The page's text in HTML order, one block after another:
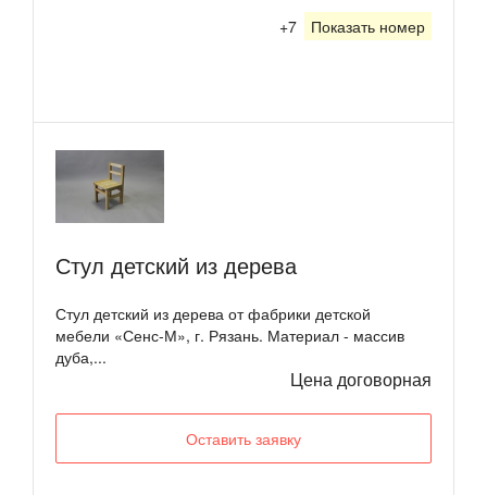
+7 Показать номер
Стул детский из дерева
Стул детский из дерева от фабрики детской
мебели «Сенс-М», г. Рязань. Материал - массив
дуба,...
Цена договорная
Оставить заявку